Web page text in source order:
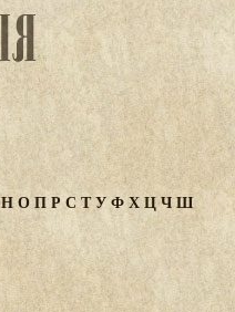
НОПР С ТУФХЦЧШ